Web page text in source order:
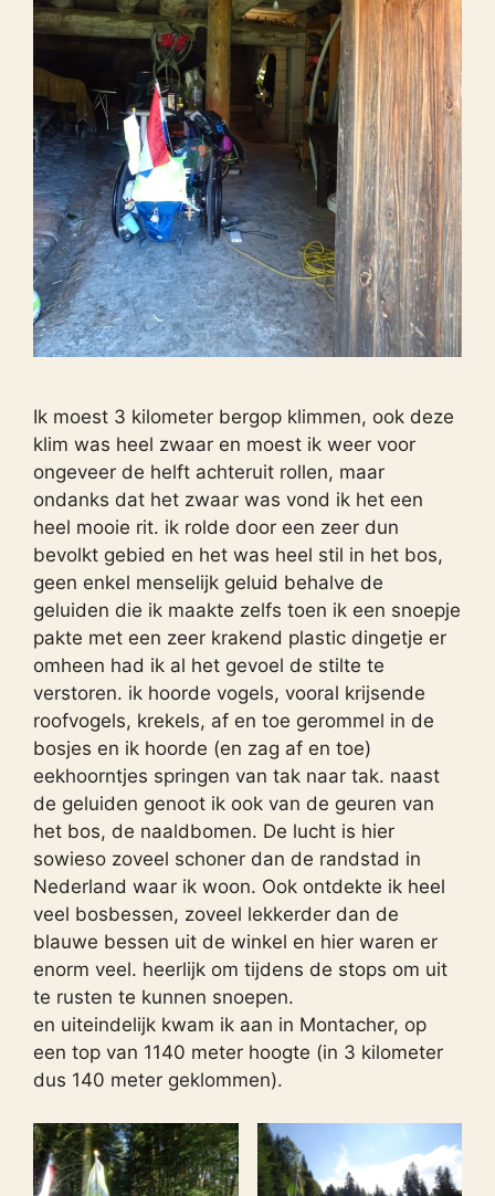
Ik moest 3 kilometer bergop klimmen, ook deze
klim was heel zwaar en moest ik weer voor
ongeveer de helft achteruit rollen, maar
ondanks dat het zwaar was vond ik het een
heel mooie rit. ik rolde door een zeer dun
bevolkt gebied en het was heel stil in het bos,
geen enkel menselijk geluid behalve de
geluiden die ik maakte zelfs toen ik een snoepje
pakte met een zeer krakend plastic dingetje er
omheen had ik al het gevoel de stilte te
verstoren. ik hoorde vogels, vooral krijsende
roofvogels, krekels, af en toe gerommel in de
bosjes en ik hoorde (en zag af en toe)
eekhoorntjes springen van tak naar tak. naast
de geluiden genoot ik ook van de geuren van
het bos, de naaldbomen. De lucht is hier
sowieso zoveel schoner dan de randstad in
Nederland waar ik woon. Ook ontdekte ik heel
veel bosbessen, zoveel lekkerder dan de
blauwe bessen uit de winkel en hier waren er
enorm veel. heerlijk om tijdens de stops om uit
te rusten te kunnen snoepen.
en uiteindelijk kwam ik aan in Montacher, op
een top van 1140 meter hoogte (in 3 kilometer
dus 140 meter geklommen).